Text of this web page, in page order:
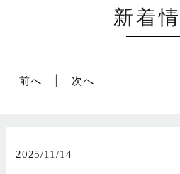
新着
前へ 次へ
2025/11/14